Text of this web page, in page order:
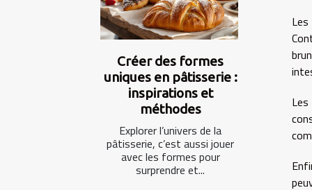
Créer des formes
uniques en pâtisserie :
inspirations et
méthodes
Explorer l’univers de la
pâtisserie, c’est aussi jouer
avec les formes pour
surprendre et...